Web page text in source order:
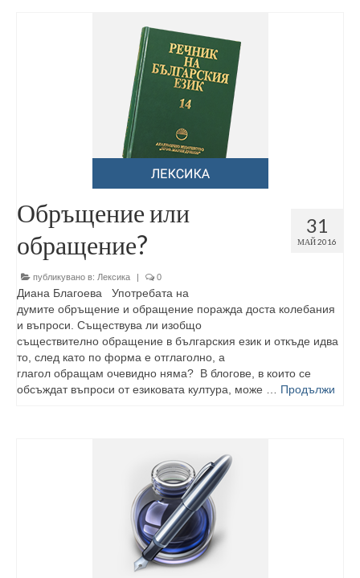
31
МАЙ 2016
Обръщение или
обращение?
публикувано в: Лексика | 0
Диана Благоева Употребата на
думите обръщение и обращение поражда доста колебания
и въпроси. Съществува ли изобщо
съществително обращение в българския език и откъде идва
то, след като по форма е отглаголно, а
глагол обращам очевидно няма? В блогове, в които се
обсъждат въпроси от езиковата култура, може … Продължи